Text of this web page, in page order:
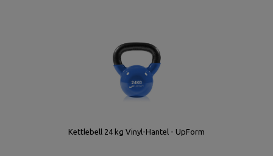
Kettlebell 24 kg Vinyl-Hantel - UpForm